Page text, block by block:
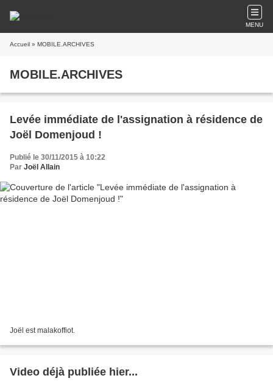
MENU
Accueil » MOBILE.ARCHIVES
MOBILE.ARCHIVES
Levée immédiate de l'assignation à résidence de
Joël Domenjoud !
Publié le 30/11/2015 à 10:22
Par Joël Allain
Joël est malakoffiot.
Video déjà publiée hier...